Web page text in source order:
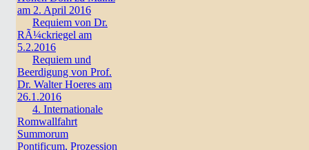
am 2. April 2016
Requiem von Dr.
RÃ¼ckriegel am
5.2.2016
Requiem und
Beerdigung von Prof.
Dr. Walter Hoeres am
26.1.2016
4. Internationale
Romwallfahrt
Summorum
Pontificum, Prozession